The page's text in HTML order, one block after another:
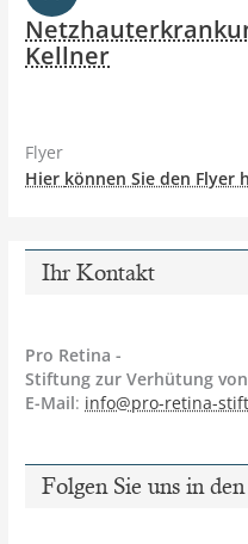
Kellner
Flyer
Hier können Sie den Flyer
Ihr Kontakt
Pro Retina -
Stiftung zur Verhütung
E-Mail: info@pro-retina-
Folgen Sie uns in